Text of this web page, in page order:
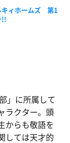
キィホームズ 第1
!!
」に所属して
ラクター。頭
からも敬語を
しては天才的